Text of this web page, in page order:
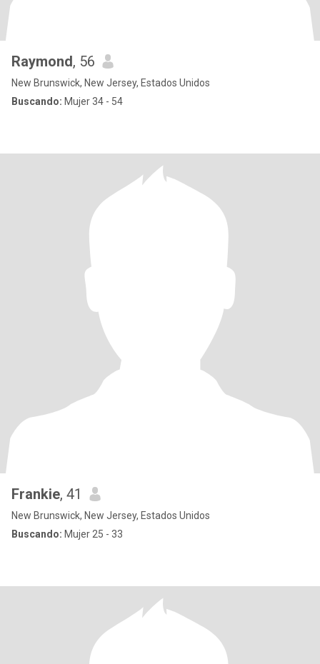
Raymond, 56
New Brunswick, New Jersey, Estados Unidos
Buscando: Mujer 34 - 54
Frankie, 41
New Brunswick, New Jersey, Estados Unidos
Buscando: Mujer 25 - 33